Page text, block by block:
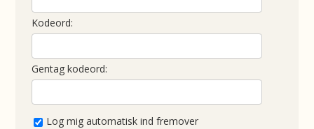
Kodeord:
Gentag kodeord:
Log mig automatisk ind fremover